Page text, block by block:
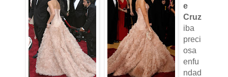
e
Cruz
iba
preci
osa
enfu
ndad